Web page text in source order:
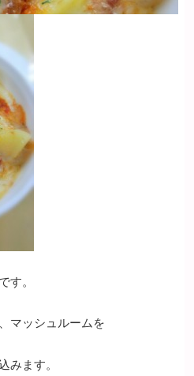
。
マッシュルームを
ます。